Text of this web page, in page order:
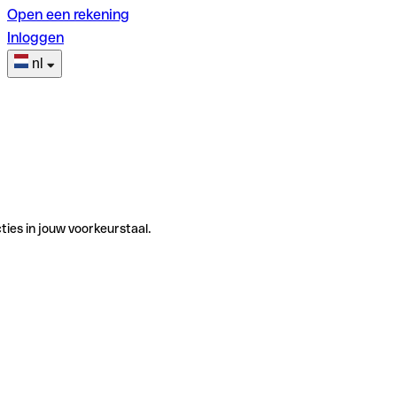
Open een rekening
Inloggen
nl
in jouw voorkeurstaal.